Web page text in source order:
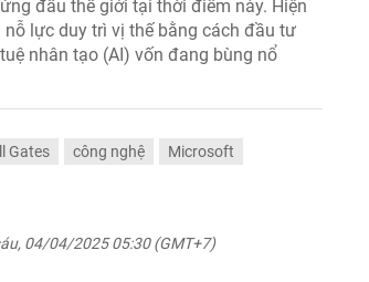
đầu thế giới tại thời điểm này. Hiện
lực duy trì vị thế bằng cách đầu tư
nhân tạo (AI) vốn đang bùng nổ
Gates công nghệ Microsoft
04/04/2025 05:30 (GMT+7)